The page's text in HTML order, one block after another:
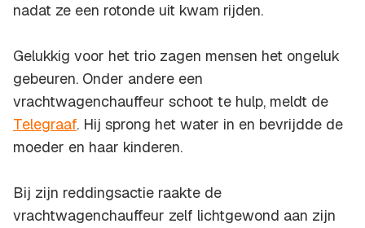
nadat ze een rotonde uit kwam rijden.
Gelukkig voor het trio zagen mensen het ongeluk
gebeuren. Onder andere een
vrachtwagenchauffeur schoot te hulp, meldt de
Telegraaf. Hij sprong het water in en bevrijdde de
moeder en haar kinderen.
Bij zijn reddingsactie raakte de
vrachtwagenchauffeur zelf lichtgewond aan zijn